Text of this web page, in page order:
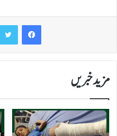
مزید خبریں